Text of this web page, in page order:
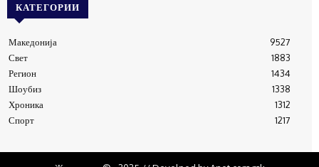
КАТЕГОРИИ
Македонија
9527
Свет
1883
Регион
1434
Шоубиз
1338
Хроника
1312
Спорт
1217